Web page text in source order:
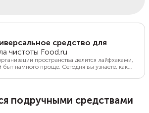
средство для
чистоты Food.ru
пространства делится лайфхаками,
быт намного проще. Сегодня вы узнаете, как
подручными средствами